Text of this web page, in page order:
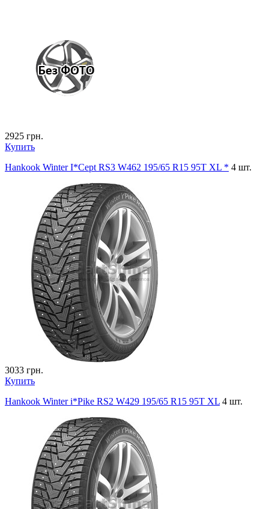
2925 грн.
Купить
Hankook Winter I*Cept RS3 W462 195/65 R15 95T XL * 4 шт.
3033 грн.
Купить
Hankook Winter i*Pike RS2 W429 195/65 R15 95T XL 4 шт.